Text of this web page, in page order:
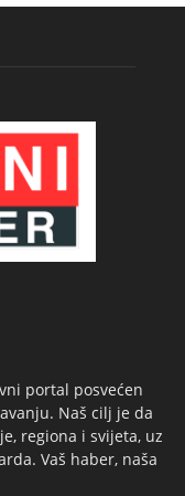
portal posvećen
Naš cilj je da
regiona i svijeta, uz
Vaš haber, naša